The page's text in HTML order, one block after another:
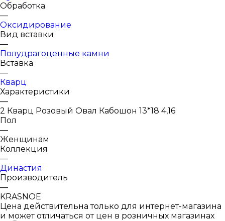
Обработка
—
Оксидирование
Вид вставки
—
Полудрагоценные камни
Вставка
—
Кварц
Характеристики
—
2 Кварц Розовый Овал Кабошон 13*18 4,16
Пол
—
Женщинам
Коллекция
—
Династия
Производитель
—
KRASNOE
Цена действительна только для интернет-магазина
и может отличаться от цен в розничных магазинах